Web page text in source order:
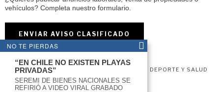
vehículos? Completa nuestro formulario.
ENVIAR AVISO CLASIFICADO
ACTUALIDAD ARTE Y CULTURA
DEPORTE Y SALUD
FOMENTO
TURISMO OPINIÓN
NO TE PIERDAS
“EN CHILE NO EXISTEN PLAYAS
PRIVADAS”
SEREMI DE BIENES NACIONALES SE
REFIRIÓ A VIDEO VIRAL GRABADO